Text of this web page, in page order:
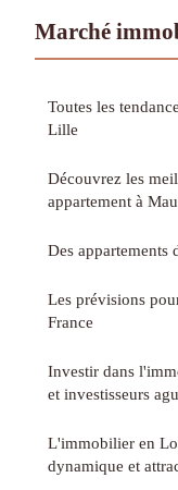
Marché
Toutes les
Lille
Découvrez les
appartement à
Des appartements
Les prévisions
France
Investir dans
et investisseurs
L'immobilier en
dynamique et